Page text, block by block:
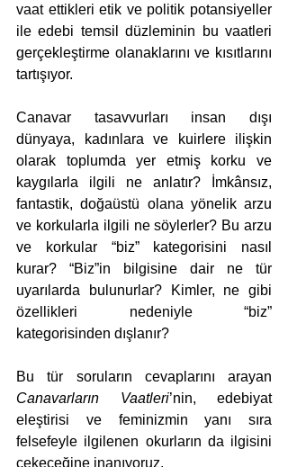
vaat ettikleri etik ve politik potansiyeller
ile edebi temsil düzleminin bu vaatleri
gerçekleştirme olanaklarını ve kısıtlarını
tartışıyor.
Canavar tasavvurları insan dışı
dünyaya, kadınlara ve kuirlere ilişkin
olarak toplumda yer etmiş korku ve
kaygılarla ilgili ne anlatır? İmkânsız,
fantastik, doğaüstü olana yönelik arzu
ve korkularla ilgili ne söylerler? Bu arzu
ve korkular “biz” kategorisini nasıl
kurar? “Biz”in bilgisine dair ne tür
uyarılarda bulunurlar? Kimler, ne gibi
özellikleri nedeniyle “biz”
kategorisinden dışlanır?
Canavarların Vaatleri’nin, edebiyat
eleştirisi ve feminizmin yanı sıra
felsefeyle ilgilenen okurların da ilgisini
çekeceğine inanıyoruz.